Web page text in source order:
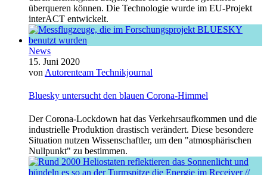
überqueren können. Die Technologie wurde im EU-Projekt
interACT entwickelt.
News
15. Juni 2020
von Autorenteam Technikjournal
Bluesky untersucht den blauen Corona-Himmel
Der Corona-Lockdown hat das Verkehrsaufkommen und die
industrielle Produktion drastisch verändert. Diese besondere
Situation nutzen Wissenschaftler, um den "atmosphärischen
Nullpunkt" zu bestimmen.